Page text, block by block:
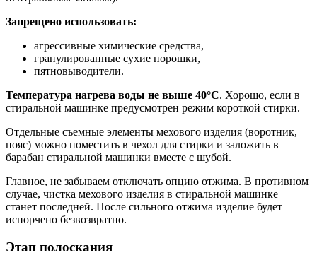
Запрещено использовать:
агрессивные химические средства,
гранулированные сухие порошки,
пятновыводители.
Температура нагрева воды не выше 40°С. Хорошо, если в
стиральной машинке предусмотрен режим короткой стирки.
Отдельные съемные элементы мехового изделия (воротник,
пояс) можно поместить в чехол для стирки и заложить в
барабан стиральной машинки вместе с шубой.
Главное, не забываем отключать опцию отжима. В противном
случае, чистка мехового изделия в стиральной машинке
станет последней. После сильного отжима изделие будет
испорчено безвозвратно.
Этап полоскания